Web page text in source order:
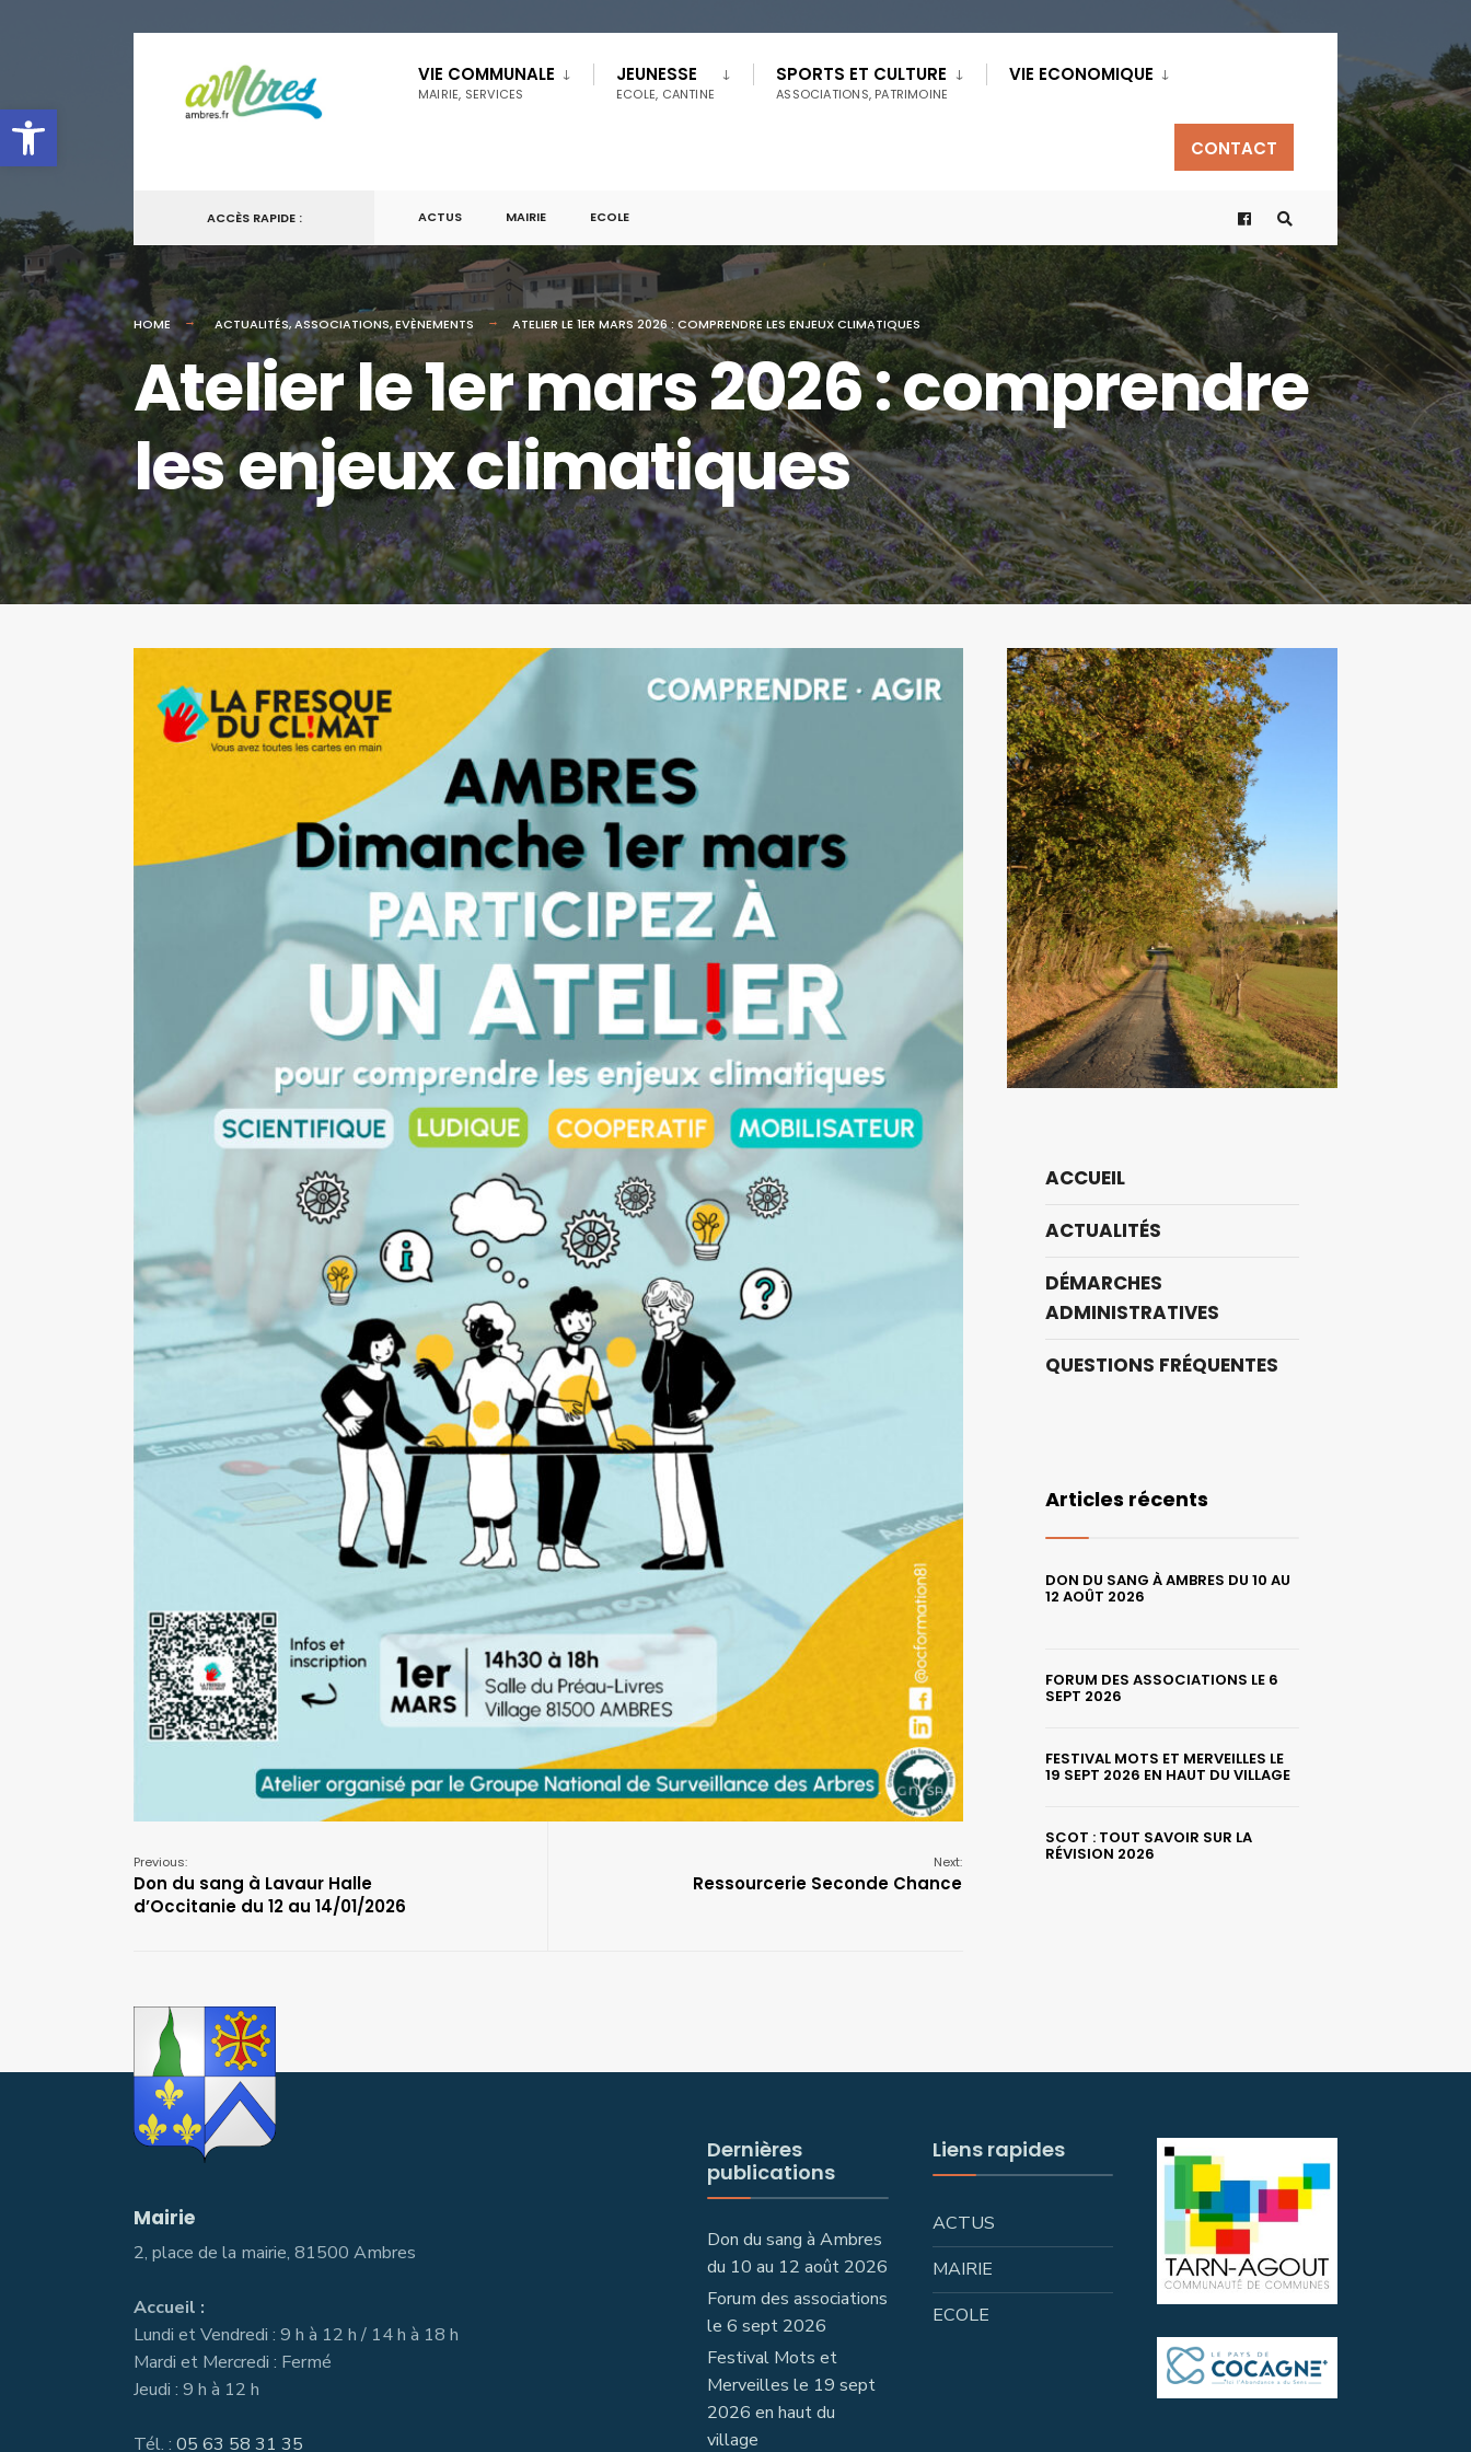
Ouvrir la barre d’outils
content
VIE COMMUNALE
MAIRIE, SERVICES
JEUNESSE
ECOLE, CANTINE
SPORTS ET CULTURE
ASSOCIATIONS, PATRIMOINE
VIE ECONOMIQUE
CONTACT
ACCÈS RAPIDE : ACTUS MAIRIE ECOLE
HOME ACTUALITÉS,ASSOCIATIONS,EVÈNEMENTS ATELIER LE 1ER MARS 2026 : COMPRENDRE LES ENJEUX CLIMATIQUES
Atelier le 1er mars 2026 : comprendre
les enjeux climatiques
Previous:
Don du sang à Lavaur Halle
d’Occitanie du 12 au 14/01/2026
Next:
Ressourcerie Seconde Chance
ACCUEIL
ACTUALITÉS
DÉMARCHES
ADMINISTRATIVES
QUESTIONS FRÉQUENTES
Articles récents
DON DU SANG À AMBRES DU 10 AU
12 AOÛT 2026
FORUM DES ASSOCIATIONS LE 6
SEPT 2026
FESTIVAL MOTS ET MERVEILLES LE
19 SEPT 2026 EN HAUT DU VILLAGE
SCOT : TOUT SAVOIR SUR LA
RÉVISION 2026
Mairie
2, place de la mairie, 81500 Ambres
Accueil :
Lundi et Vendredi : 9 h à 12 h / 14 h à 18 h
Mardi et Mercredi : Fermé
Jeudi : 9 h à 12 h
Tél. : 05 63 58 31 35
Dernières
publications
Don du sang à Ambres
du 10 au 12 août 2026
Forum des associations
le 6 sept 2026
Festival Mots et
Merveilles le 19 sept
2026 en haut du
village
Liens rapides
ACTUS
MAIRIE
ECOLE